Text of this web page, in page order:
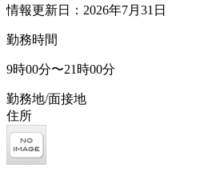
情報更新日：2026年7月31日
勤務時間
9時00分〜21時00分
勤務地/面接地
住所